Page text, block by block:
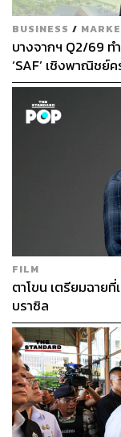
BUSINESS /
บางจากฯ Q2/69 ท
‘SAF’ เชิงพาณิชย์
ล้าน
FILM
ตาโขน เตรียมฉาย
บราซิล